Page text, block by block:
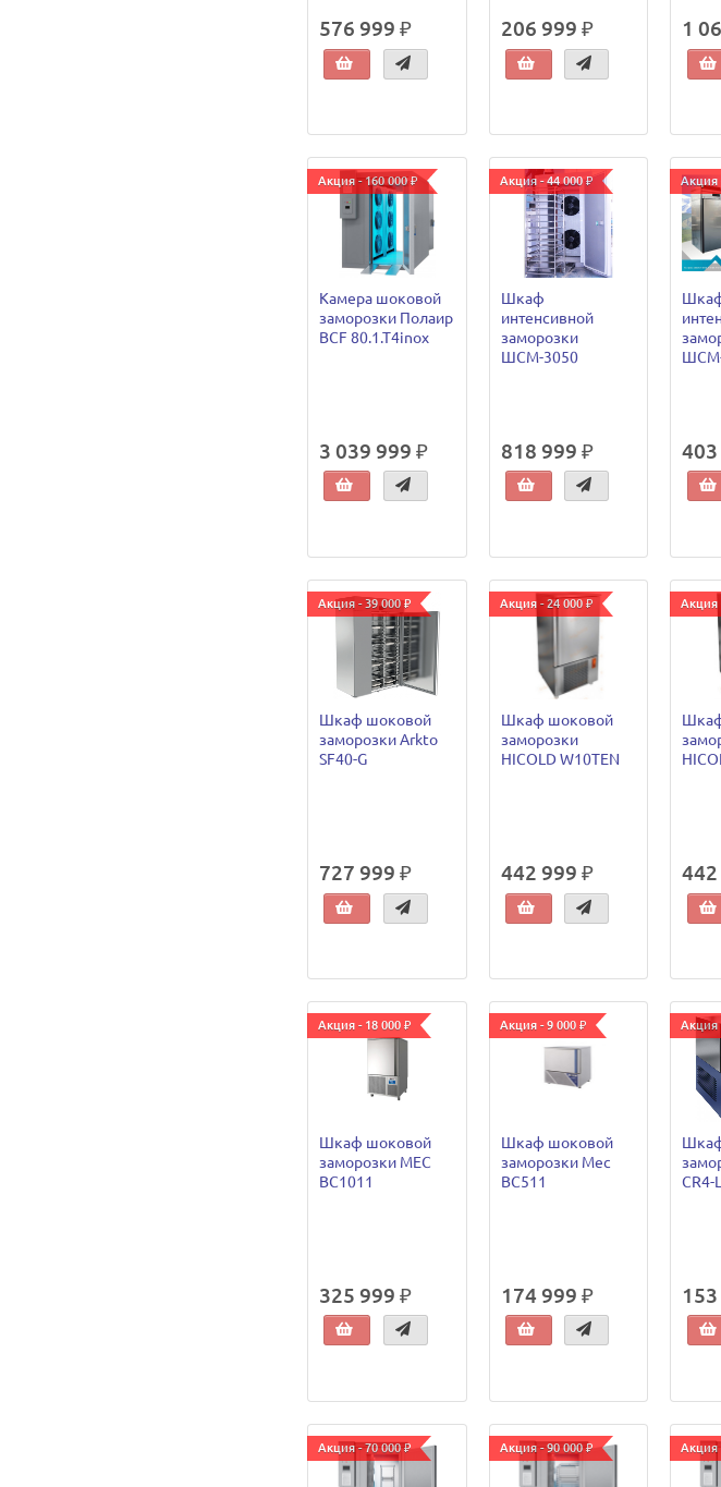
576 999 ₽ 206 999 ₽ 1
Акция - 160 000 ₽
Камера шоковой
заморозки Полаир
BCF 80.1.T4inox
3 039 999 ₽
Акция - 44 000 ₽
Шкаф
интенсивной
заморозки
ШСМ-3050
818 999 ₽
Акция
Акция - 39 000 ₽
Шкаф шоковой
заморозки Arkto
SF40-G
727 999 ₽
Акция - 24 000 ₽
Шкаф шоковой
заморозки
HICOLD W10TEN
442 999 ₽
Акция
Акция - 18 000 ₽
Шкаф шоковой
заморозки MEC
BC1011
325 999 ₽
Акция - 9 000 ₽
Шкаф шоковой
заморозки Mec
BC511
174 999 ₽
Акция
CR4-L
Акция - 70 000 ₽ Акция - 90 000 ₽ Акция